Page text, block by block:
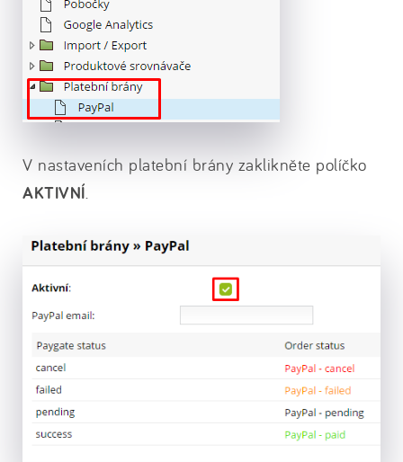
V nastaveních platební brány zaklikněte políčko
AKTIVNÍ